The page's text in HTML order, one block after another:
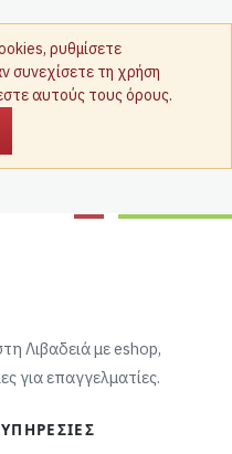
ρυθμίσετε
συνεχίσετε τη χρήση
αυτούς τους όρους.
Λιβαδειά με eshop,
για επαγγελματίες.
ΥΠΗΡΕΣΊΕΣ